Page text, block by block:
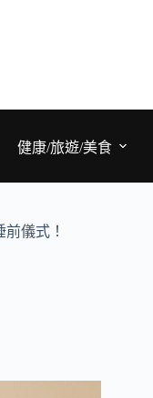
健康/旅遊/美食
儀式！